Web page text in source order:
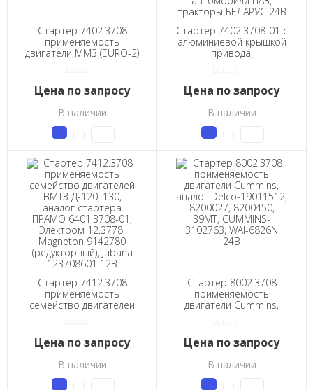
Стартер 7402.3708
применяемость
двигатели ММЗ (EURO-2)
ЗИЛ-5301, МАЗ, ГАЗ и их
модиф., автобусы ПАЗ,
тракторы БЕЛАРУС 24В
Цена по запросу
В наличии
Стартер 7402.3708-01 с
алюминиевой крышкой
привода,
Д245, Д246 и их модиф.,
автомобили ЗИЛ-5301,
МАЗ, ГАЗ и их модиф.,
автомобили ПАЗ,
тракторы БЕЛАРУС 24В
Цена по запросу
В наличии
Стартер 7412.3708
применяемость
семейство двигателей
6401.3708-01, Электром
12.3778, Magneton
9142780 (редукторный),
Jubana 123708601 12В
Цена по запросу
В наличии
Стартер 8002.3708
применяемость
двигатели Cummins,
39МТ, CUMMINS-
3102763, WAI-6826N 24В
Цена по запросу
В наличии